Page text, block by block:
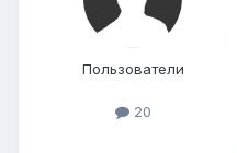
Пользователи
20